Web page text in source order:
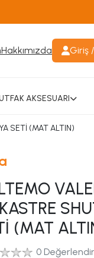
Hakkımızda Giriş
AKSESUARI
SETİ (MAT ALTIN)
(MAT
0